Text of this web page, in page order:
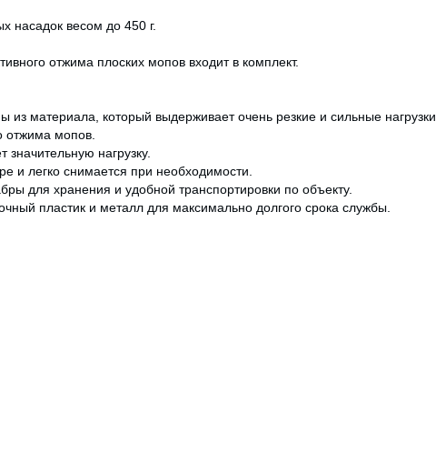
насадок весом до 450 г.
отжима плоских мопов входит в комплект.
материала, который выдерживает очень резкие и сильные нагрузки.
отжима мопов.
нагрузку.
и легко снимается при необходимости.
для хранения и удобной транспортировки по объекту.
пластик и металл для максимально долгого срока службы.